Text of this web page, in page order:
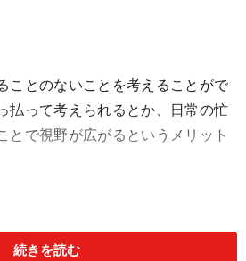
ことのないことを考えることがで
払って考えられるとか、日常の忙
とで視野が広がるというメリット
続きを読む